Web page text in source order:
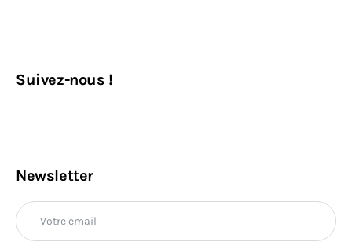
Suivez-nous !
Newsletter